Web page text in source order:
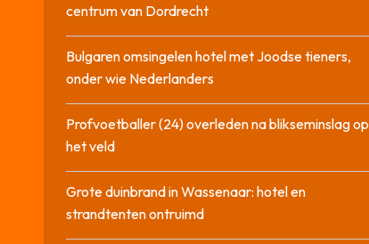
centrum van Dordrecht
Bulgaren omsingelen hotel met Joodse tieners,
onder wie Nederlanders
Profvoetballer (24) overleden na blikseminslag op
het veld
Grote duinbrand in Wassenaar: hotel en
strandtenten ontruimd